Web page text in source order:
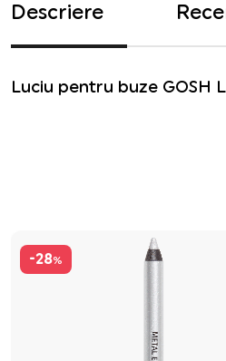
Descriere
Luciu pentru buze GOSH
-28%